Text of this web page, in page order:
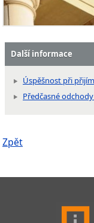
Další informace
Úspěšnost při
Předčasné
Zpět